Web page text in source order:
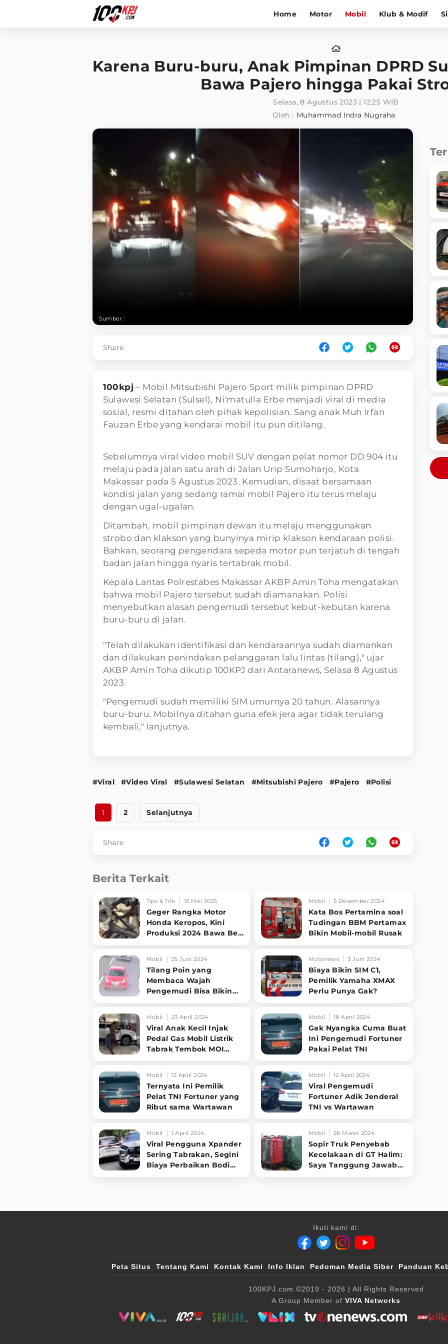
Home Motor Mobil Klub & Modif
Karena Buru-buru, Anak Pimpinan DPRD
Bawa Pajero hingga Pakai
Selasa, 8 Agustus 2023 | 12:25 WIB
Oleh : Muhammad Indra Nugraha
Sumber :
Share
100kpj– Mobil Mitsubishi Pajero Sport milik pimpinan DPRD
Sulawesi Selatan (Sulsel), Ni'matulla Erbe menjadi viral di media
sosial, resmi ditahan oleh pihak kepolisian. Sang anak Muh Irfan
Fauzan Erbe yang kendarai mobil itu pun ditilang.
Sebelumnya viral video mobil SUV dengan pelat nomor DD 904 itu
melaju pada jalan satu arah di Jalan Urip Sumoharjo, Kota
Makassar pada 5 Agustus 2023. Kemudian, disaat bersamaan
kondisi jalan yang sedang ramai mobil Pajero itu terus melaju
dengan ugal-ugalan.
Ditambah, mobil pimpinan dewan itu melaju menggunakan
strobo dan klakson yang bunyinya mirip klakson kendaraan polisi.
Bahkan, seorang pengendara sepeda motor pun terjatuh di tengah
badan jalan hingga nyaris tertabrak mobil.
Kepala Lantas Polrestabes Makassar AKBP Amin Toha mengatakan
bahwa mobil Pajero tersebut sudah diamanakan. Polisi
menyebutkan alasan pengemudi tersebut kebut-kebutan karena
buru-buru di jalan.
"Telah dilakukan identifikasi dan kendaraannya sudah diamankan
dan dilakukan penindakan pelanggaran lalu lintas (tilang)," ujar
AKBP Amin Toha dikutip 100KPJ dari Antaranews, Selasa 8 Agustus
2023.
"Pengemudi sudah memiliki SIM umurnya 20 tahun. Alasannya
buru-buru. Mobilnya ditahan guna efek jera agar tidak terulang
kembali," lanjutnya.
#Viral #Video Viral #Sulawesi Selatan #Mitsubishi Pajero #Pajero #Polisi
1 2 Selanjutnya
Share
Berita Terkait
Tips & Trik 13 Mei 2025
Geger Rangka Motor
Honda Keropos, Kini
Produksi 2024 Bawa Besi
Mobil 5 Desember 2024
Kata Bos Pertamina soal
Tudingan BBM Pertamax
Bikin Mobil-mobil Rusak
Mobil 25 Juni 2024
Tilang Poin yang
Membaca Wajah
Pengemudi Bisa Bikin
Motonews 3 Juni 2024
Biaya Bikin SIM C1,
Pemilik Yamaha XMAX
Perlu Punya Gak?
Mobil 23 April 2024
Viral Anak Kecil Injak
Pedal Gas Mobil Listrik
Tabrak Tembok MOI
Mobil 18 April 2024
Gak Nyangka Cuma Buat
Ini Pengemudi Fortuner
Pakai Pelat TNI
Mobil 12 April 2024
Ternyata Ini Pemilik
Pelat TNI Fortuner yang
Ribut sama Wartawan
Mobil 12 April 2024
Viral Pengemudi
Fortuner Adik Jenderal
TNI vs Wartawan
Mobil 1 April 2024
Viral Pengguna Xpander
Sering Tabrakan, Segini
Biaya Perbaikan Bodi
Mobil 28 Maret 2024
Sopir Truk Penyebab
Kecelakaan di GT Halim:
Saya Tanggung Jawab
Ikuti kami di:
Peta Situs Tentang Kami Kontak Kami Info Iklan Pedoman Media Siber Panduan
100KPJ.com ©2019 - 2026 | All Rights Reserved
A Group Member of VIVA Networks